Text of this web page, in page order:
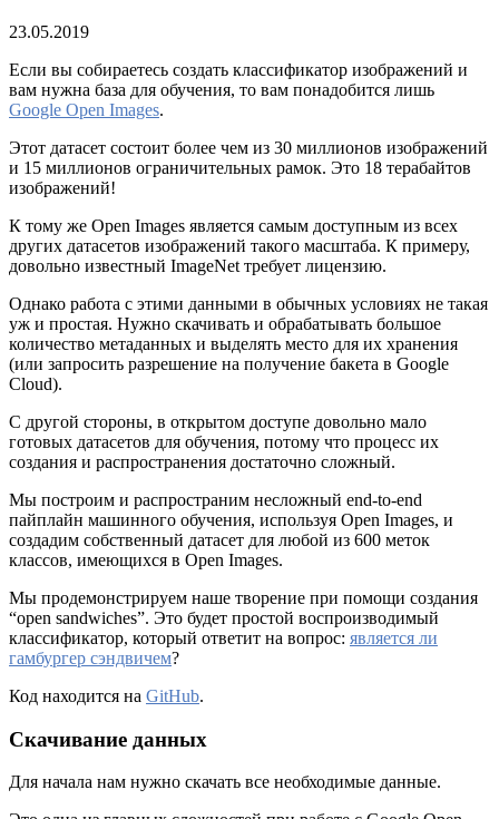
23.05.2019
Если вы собираетесь создать классификатор изображений и
вам нужна база для обучения, то вам понадобится лишь
Google Open Images.
Этот датасет состоит более чем из 30 миллионов изображений
и 15 миллионов ограничительных рамок. Это 18 терабайтов
изображений!
К тому же Open Images является самым доступным из всех
других датасетов изображений такого масштаба. К примеру,
довольно известный ImageNet требует лицензию.
Однако работа с этими данными в обычных условиях не такая
уж и простая. Нужно скачивать и обрабатывать большое
количество метаданных и выделять место для их хранения
(или запросить разрешение на получение бакета в Google
Cloud).
С другой стороны, в открытом доступе довольно мало
готовых датасетов для обучения, потому что процесс их
создания и распространения достаточно сложный.
Мы построим и распространим несложный end-to-end
пайплайн машинного обучения, используя Open Images, и
создадим собственный датасет для любой из 600 меток
классов, имеющихся в Open Images.
Мы продемонстрируем наше творение при помощи создания
“open sandwiches”. Это будет простой воспроизводимый
классификатор, который ответит на вопрос: является ли
гамбургер сэндвичем?
Код находится на GitHub.
Скачивание данных
Для начала нам нужно скачать все необходимые данные.